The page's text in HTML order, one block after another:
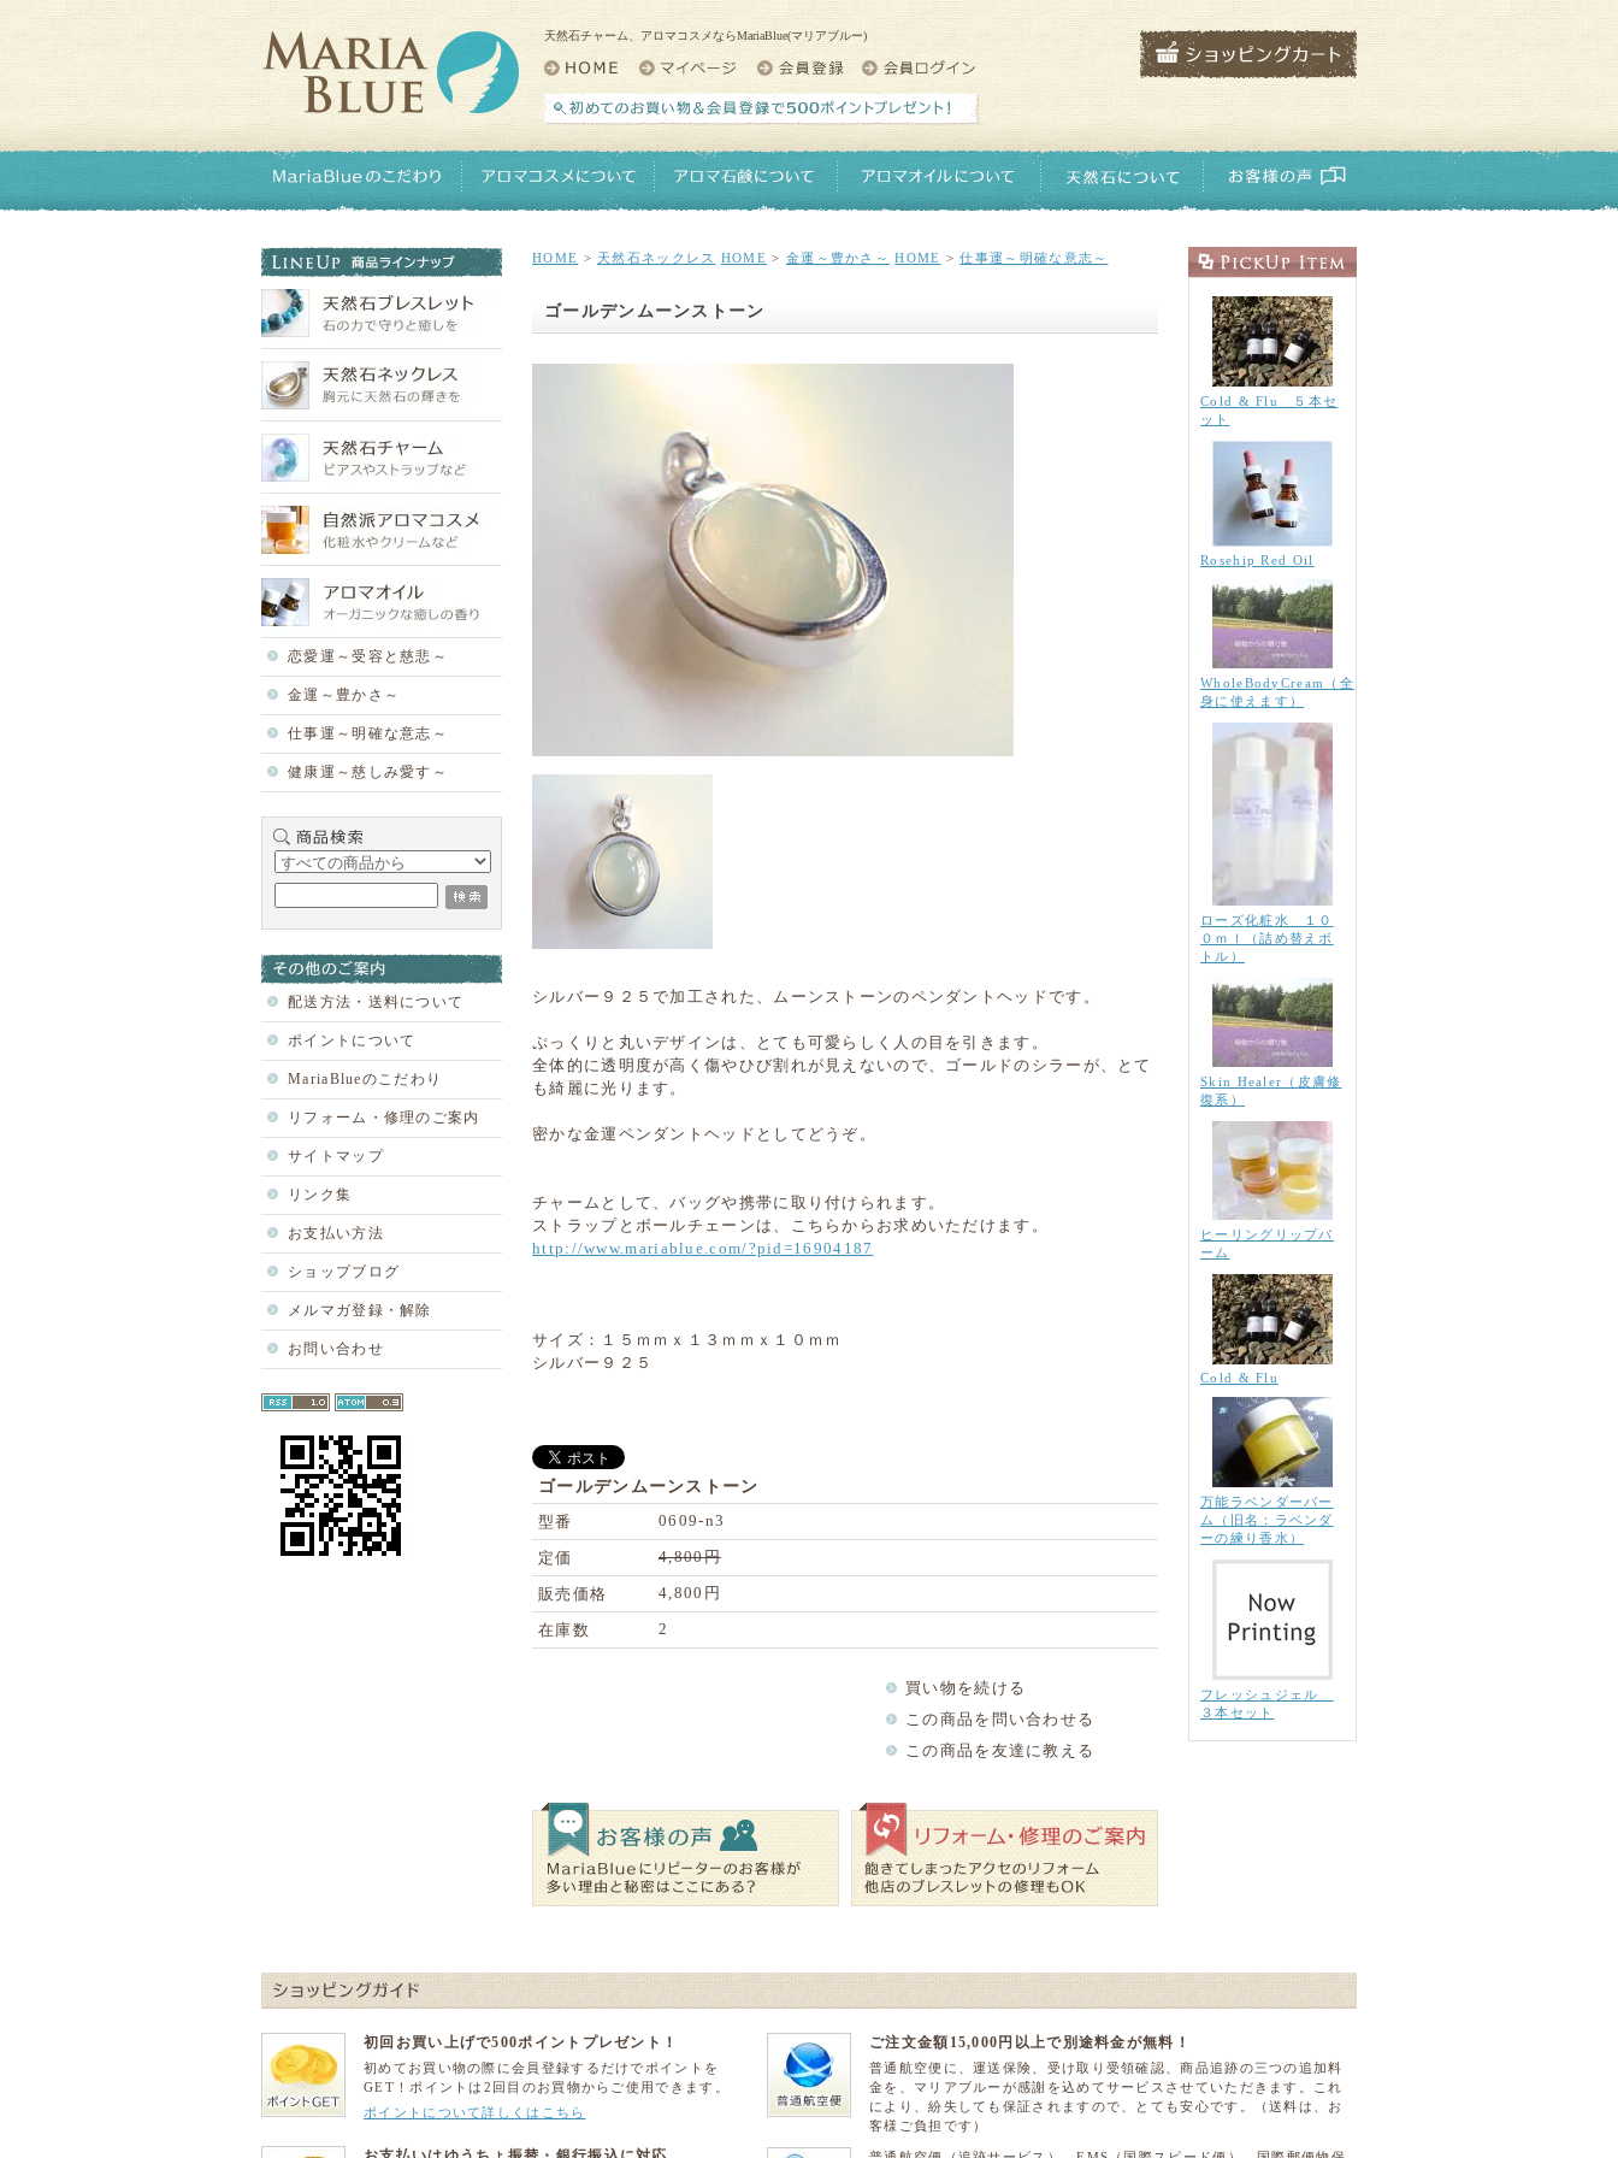
天然石チャーム、アロマコスメならMariaBlue(マリアブルー)
恋愛運～受容と慈悲～
金運～豊かさ～
仕事運～明確な意志～
健康運～慈しみ愛す～
配送方法・送料について
ポイントについて
MariaBlueのこだわり
リフォーム・修理のご案内
サイトマップ
リンク集
お支払い方法
ショップブログ
メルマガ登録・解除
お問い合わせ
HOME > 天然石ネックレス HOME > 金運～豊かさ～ HOME >仕事運～明確な意志～
ゴールデンムーンストーン
シルバー９２５で加工された、ムーンストーンのペンダントヘッドです。
ぷっくりと丸いデザインは、とても可愛らしく人の目を引きます。
全体的に透明度が高く傷やひび割れが見えないので、ゴールドのシラーが、とて
も綺麗に光ります。
密かな金運ペンダントヘッドとしてどうぞ。
チャームとして、バッグや携帯に取り付けられます。
ストラップとボールチェーンは、こちらからお求めいただけます。
http://www.mariablue.com/?pid=16904187
サイズ：１５ｍｍｘ１３ｍｍｘ１０ｍｍ
シルバー９２５
ゴールデンムーンストーン
型番 0609-n3
定価 4,800円
販売価格 4,800円
在庫数 2
買い物を続ける
この商品を問い合わせる
この商品を友達に教える
Cold & Flu ５本セ
ット
Rosehip Red Oil
WholeBodyCream（全
身に使えます）
ローズ化粧水 １０
０ｍｌ（詰め替えボ
トル）
Skin Healer（皮膚修
復系）
ヒーリングリップバ
ーム
Cold & Flu
万能ラベンダーバー
ム（旧名：ラベンダ
ーの練り香水）
フレッシュジェル
３本セット
初回お買い上げで500ポイントプレゼント！
初めてお買い物の際に会員登録するだけでポイントを
GET！ポイントは2回目のお買物からご使用できます。
ポイントについて詳しくはこちら
ご注文金額15,000円以上で別途料金が無料！
普通航空便に、運送保険、受け取り受領確認、商品追跡の三つの追加料
金を、マリアブルーが感謝を込めてサービスさせていただきます。これ
により、紛失しても保証されますので、とても安心です。（送料は、お
客様ご負担です）